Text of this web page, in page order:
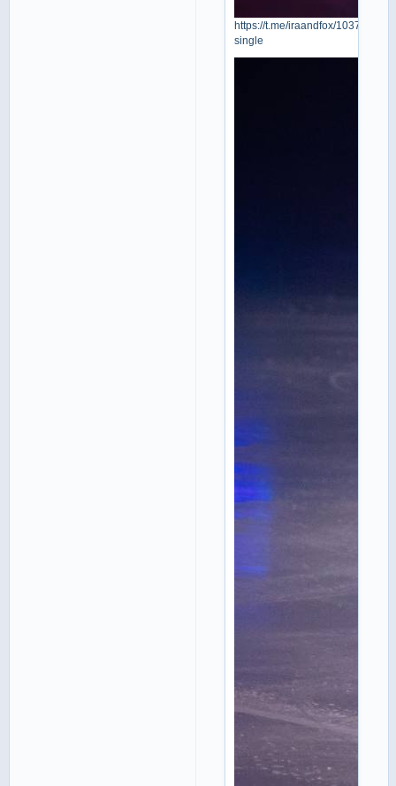
https://t.me/iraandfox/1037?
single